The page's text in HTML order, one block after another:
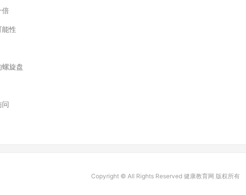
倍
能性
旋盘
问
Copyright © All Rights Reserved 健康教育网 版权所有